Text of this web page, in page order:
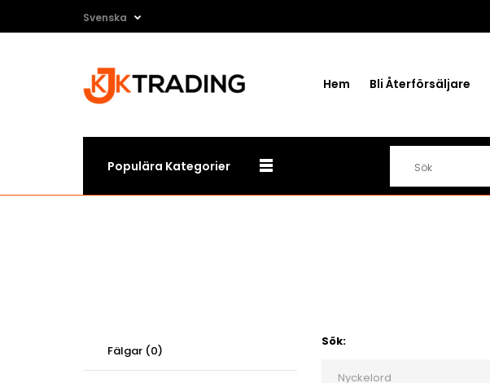
Svenska
Hem Bli Återförsäljare
Populära Kategorier
Fälgar (0)
Sök: